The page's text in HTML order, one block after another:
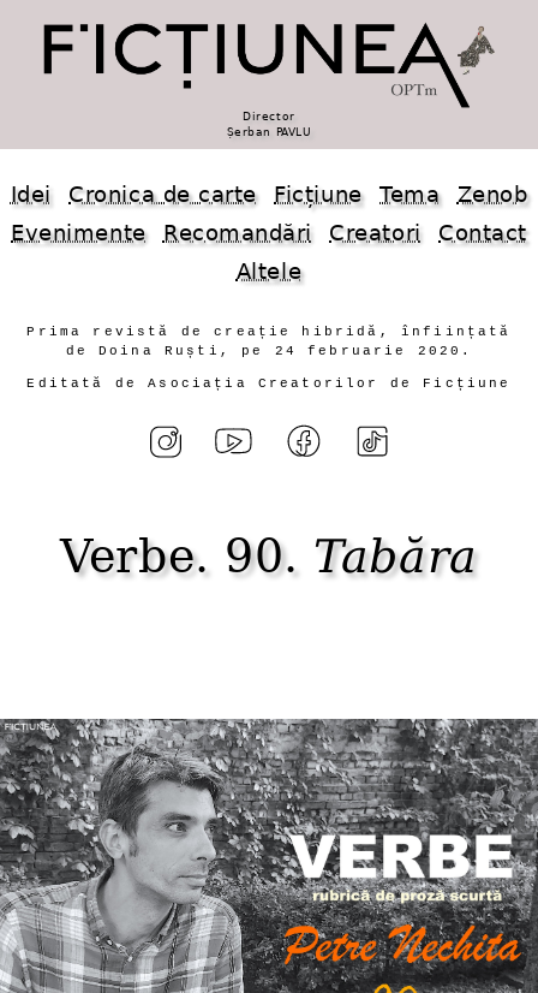
Director
Șerban PAVLU
Idei Cronica de carte Ficțiune Tema
Zenob
Evenimente
Recomandări Creatori
Contact
Altele
Prima revistă de creație hibridă, înființată
de Doina Ruști, pe 24 februarie 2020.
Editată de Asociația Creatorilor de Ficțiune
Verbe. 90. Tabăra